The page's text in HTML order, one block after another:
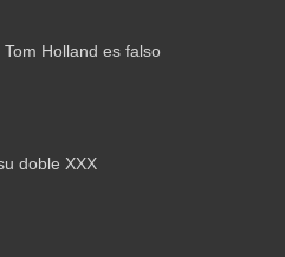
Holland es falso
doble XXX